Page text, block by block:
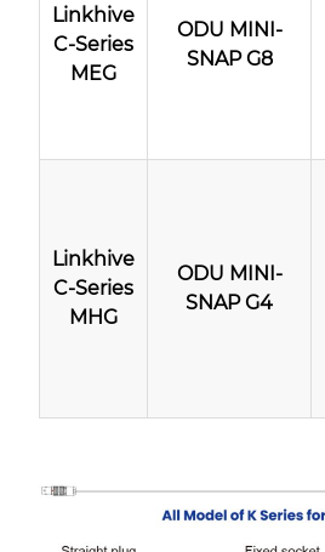
Linkhive
C-Series
MEG
ODU MINI-
SNAP G8
Linkhive
C-Series
MHG
ODU MINI-
SNAP G4